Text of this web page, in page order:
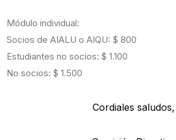
Módulo individual:
Socios de AIALU o AIQU: $ 800
Estudiantes no socios: $ 1.100
No socios: $ 1.500
Cordiales saludos,